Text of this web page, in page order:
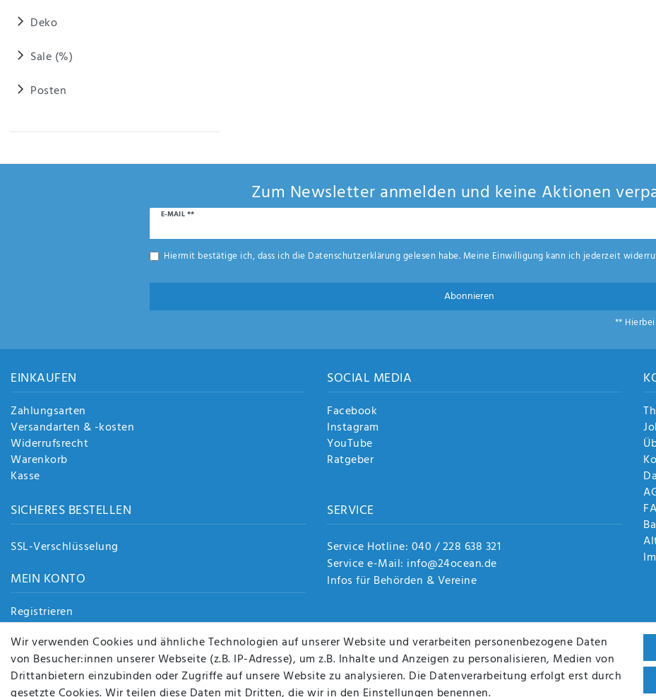
Deko
Sale (%)
Posten
Zum Newsletter anmelden und keine Aktionen
E-MAIL **
Newsletter
Hiermit bestätige ich, dass ich die Daten­schutz­erklärunggelesen habe. Meine Einwilligung kann ich jederzeit
Abonnieren
**
EINKAUFEN
Zahlungsarten
Versandarten & -kosten
Widerrufsrecht
Warenkorb
Kasse
SICHERES BESTELLEN
SSL-Verschlüsselung
MEIN KONTO
Registrieren
Login
SOCIAL MEDIA
Facebook
Instagram
YouTube
Ratgeber
SERVICE
Service Hotline: 040 / 228 638 321
Service e-Mail: info@24ocean.de
Infos für Behörden & Vereine
Wir verwenden Cookies und ähnliche Technologien auf unserer Website und verarbeiten personenbezogene Daten
von Besucher:innen unserer Webseite (z.B. IP-Adresse), um z.B. Inhalte und Anzeigen zu personalisieren, Medien von
Drittanbietern einzubinden oder Zugriffe auf unsere Website zu analysieren. Die Datenverarbeitung erfolgt erst durch